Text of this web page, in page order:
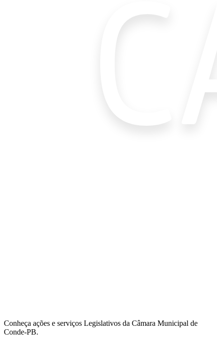
Conheça ações e serviços Legislativos da Câmara Municipal de
Conde-PB.